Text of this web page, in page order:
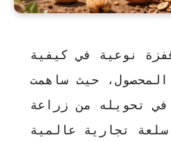
نوعية في كيفية
حيث ساهمت
في تحويله من زراعة
سلعة تجارية عالمية